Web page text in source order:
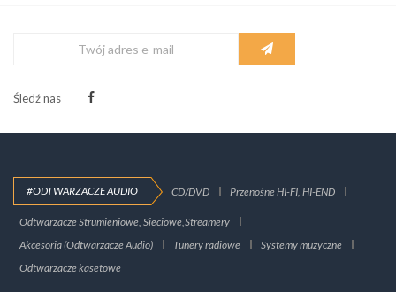
Śledź nas
#ODTWARZACZE AUDIO CD/DVD Przenośne HI-FI, HI-END
Odtwarzacze Strumieniowe, Sieciowe,Streamery
Akcesoria (Odtwarzacze Audio)
Tunery radiowe
Systemy muzyczne
Odtwarzacze kasetowe